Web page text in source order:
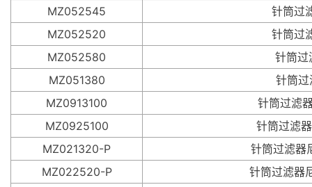
MZ052545
针筒过
MZ052520
针筒过
MZ052580
针筒
MZ051380
针筒
MZ0913100
针筒过滤
MZ0925100
针筒过滤
MZ021320-P
针筒过滤器
MZ022520-P
针筒过滤器